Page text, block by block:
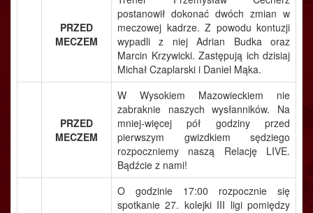
PRZED
MECZEM
postanowił dokonać dwóch zmian w
meczowej kadrze. Z powodu kontuzji
wypadli z niej Adrian Budka oraz
Marcin Krzywicki. Zastępują ich dzisiaj
Michał Czaplarski i Daniel Mąka.
PRZED
MECZEM
W Wysokiem Mazowieckiem nie
zabraknie naszych wysłanników. Na
mniej-więcej pół godziny przed
pierwszym gwizdkiem sędziego
rozpoczniemy naszą Relację LIVE.
Bądźcie z nami!
O godzinie 17:00 rozpocznie się
spotkanie 27. kolejki III ligi pomiędzy